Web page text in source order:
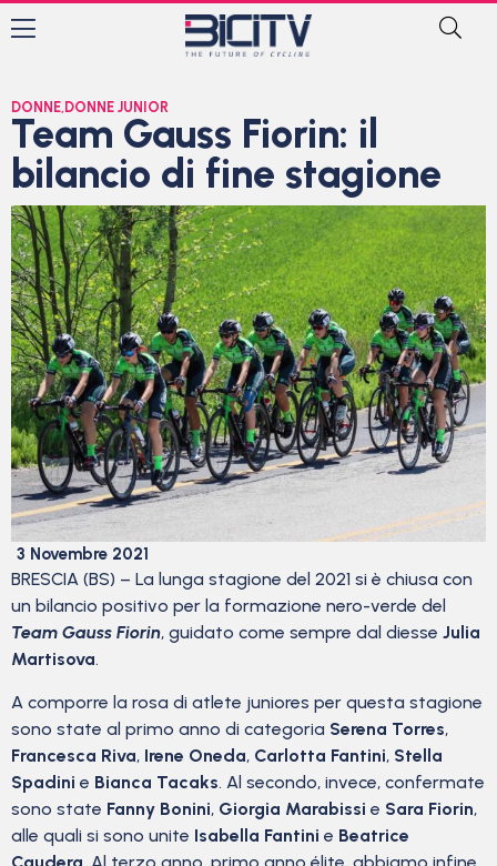
DONNE, DONNE JUNIOR
Team Gauss Fiorin: il
bilancio di fine stagione
3 Novembre 2021
BRESCIA (BS) – La lunga stagione del 2021 si è chiusa con
un bilancio positivo per la formazione nero-verde del
Team Gauss Fiorin, guidato come sempre dal diesse Julia
Martisova.
A comporre la rosa di atlete juniores per questa stagione
sono state al primo anno di categoria Serena Torres,
Francesca Riva, Irene Oneda, Carlotta Fantini, Stella
Spadini e Bianca Tacaks. Al secondo, invece, confermate
sono state Fanny Bonini, Giorgia Marabissi e Sara Fiorin,
alle quali si sono unite Isabella Fantini e Beatrice
Caudera. Al terzo anno, primo anno élite, abbiamo infine